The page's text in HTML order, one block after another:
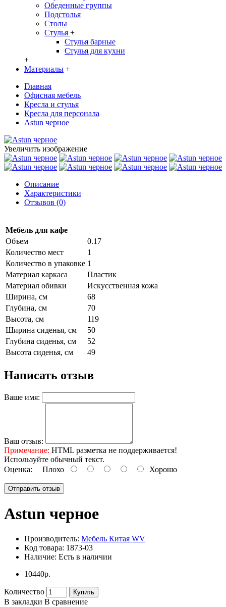
Обеденные группы
Подстолья
Столы
Стулья +
Стулья барные
Стулья для кухни
+
Материалы +
Главная
Офисная мебель
Кресла и стулья
Кресла для персонала
Astun черное
Увеличить изображение
Описание
Характеристики
Отзывов (0)
Мебель для кафе
Объем
0.17
Количество мест
1
Количество в упаковке 1
Материал каркаса
Пластик
Материал обивки
Искусственная кожа
Ширина, см
68
Глубина, см
70
Высота, см
119
Ширина сиденья, см
50
Глубина сиденья, см
52
Высота сиденья, см
49
Написать отзыв
Ваше имя:
Ваш отзыв:
Примечание: HTML разметка не поддерживается!
Используйте обычный текст.
Оценка: Плохо Хорошо
Отправить отзыв
Astun черное
Производитель: Мебель Китая WV
Код товара: 1873-03
Наличие: Есть в наличии
10440р.
Количество Купить
В закладки В сравнение